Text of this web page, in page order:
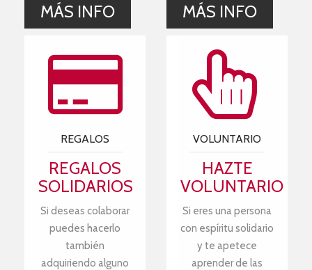
MÁS INFO MÁS INFO
REGALOS
REGALOS
SOLIDARIOS
Si deseas colaborar
puedes hacerlo
también
adquiriendo alguno
VOLUNTARIO
HAZTE
VOLUNTARIO
Si eres una persona
con espíritu solidario
y te apetece
aprender de las